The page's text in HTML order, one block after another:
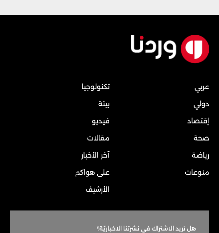
عربي
دولي
إقتصاد
صحة
رياضة
منوعات
تكنولوجيا
بيئة
فيديو
مقالات
آخر الأخبار
على هواكم
الأرشيف
هل تريد الاشتراك في نشرتنا الاخباريّة؟